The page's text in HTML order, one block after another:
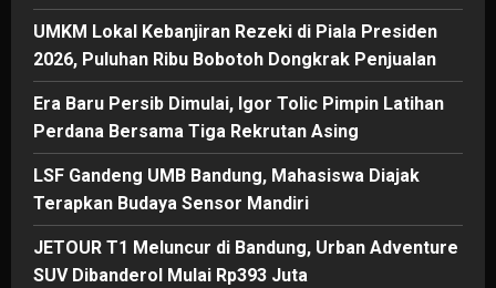
UMKM Lokal Kebanjiran Rezeki di Piala Presiden
2026, Puluhan Ribu Bobotoh Dongkrak Penjualan
Era Baru Persib Dimulai, Igor Tolic Pimpin Latihan
Perdana Bersama Tiga Rekrutan Asing
LSF Gandeng UMB Bandung, Mahasiswa Diajak
Terapkan Budaya Sensor Mandiri
JETOUR T1 Meluncur di Bandung, Urban Adventure
SUV Dibanderol Mulai Rp393 Juta